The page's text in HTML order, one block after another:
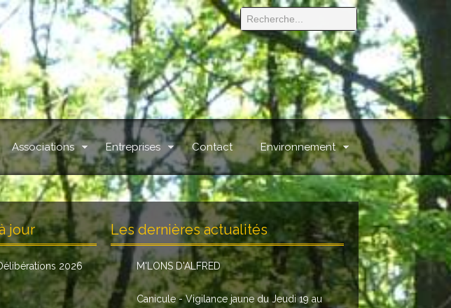
Associations Entreprises Contact Environnement
jour
2026
Les dernières actualités
M'LONS D'ALFRED
Canicule - Vigilance jaune du Jeudi 19 au